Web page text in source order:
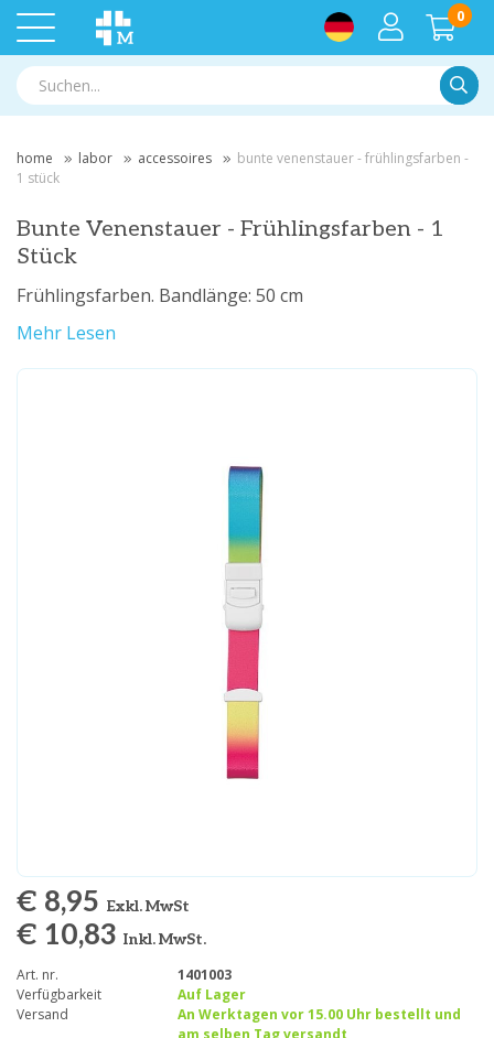
0
home labor accessoires
bunte venenstauer - frühlingsfarben -
1 stück
Bunte Venenstauer - Frühlingsfarben - 1
Stück
Frühlingsfarben. Bandlänge: 50 cm
Mehr Lesen
€ 8,95 Exkl. MwSt
€ 10,83 Inkl. MwSt.
Art. nr.
1401003
Verfügbarkeit
Auf Lager
Versand
An Werktagen vor 15.00 Uhr bestellt und
am selben Tag versandt